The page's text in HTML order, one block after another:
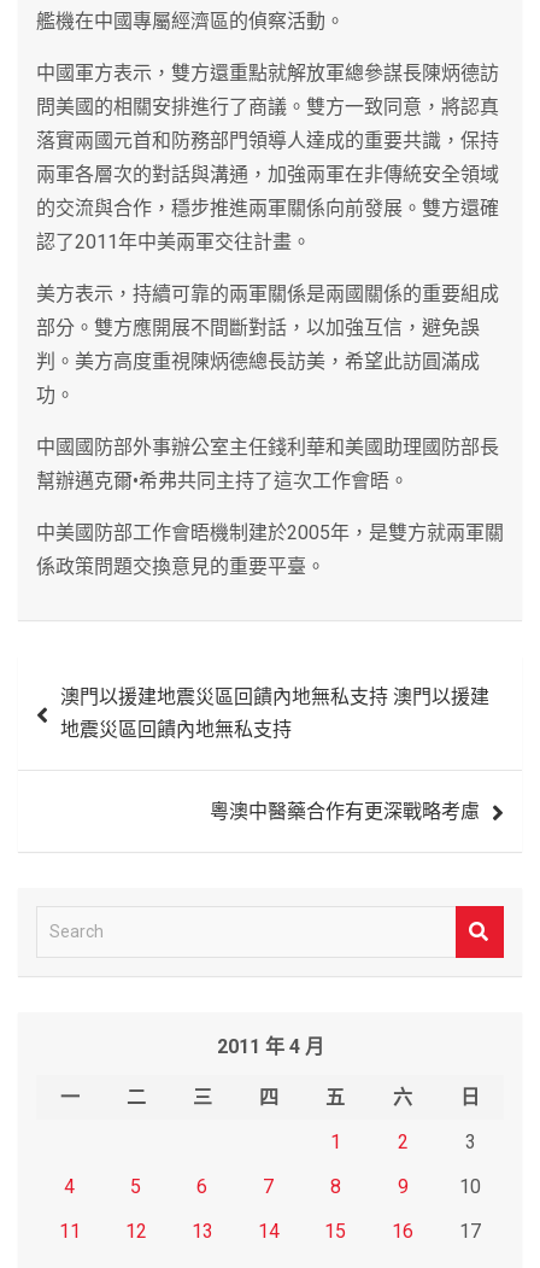
艦機在中國專屬經濟區的偵察活動。
中國軍方表示，雙方還重點就解放軍總參謀長陳炳德訪
問美國的相關安排進行了商議。雙方一致同意，將認真
落實兩國元首和防務部門領導人達成的重要共識，保持
兩軍各層次的對話與溝通，加強兩軍在非傳統安全領域
的交流與合作，穩步推進兩軍關係向前發展。雙方還確
認了2011年中美兩軍交往計畫。
美方表示，持續可靠的兩軍關係是兩國關係的重要組成
部分。雙方應開展不間斷對話，以加強互信，避免誤
判。美方高度重視陳炳德總長訪美，希望此訪圓滿成
功。
中國國防部外事辦公室主任錢利華和美國助理國防部長
幫辦邁克爾•希弗共同主持了這次工作會晤。
中美國防部工作會晤機制建於2005年，是雙方就兩軍關
係政策問題交換意見的重要平臺。
章
澳門以援建地震災區回饋內地無私支持 澳門以援建
地震災區回饋內地無私支持
粵澳中醫藥合作有更深戰略考慮
e
2011 年 4 月
一 二 三 四 五 六
日
1
2
3
4
5 6 7 8 9
10
11
12 13 14 15 16
17